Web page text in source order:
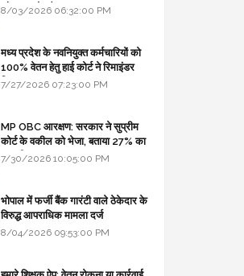
और आशुतोष बैक टू...
8/03/2026 06:32:00 PM
मध्य प्रदेश के नवनियुक्त कर्मचारियों को
100% वेतन हेतु हाई कोर्ट ने रिमाइंडर
लिखा
7/27/2026 07:23:00 PM
MP OBC आरक्षण: सरकार ने सुप्रीम
कोर्ट के वकील को भेजा, बताया 27% का
कानूनी आधार
7/30/2026 10:05:00 PM
भोपाल में फर्जी बैंक गारंटी वाले ठेकेदार के
विरुद्ध आपराधिक मामला दर्ज
8/04/2026 09:53:00 PM